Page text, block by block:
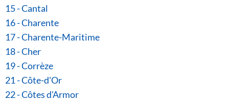
15 - Cantal
16 - Charente
17 - Charente-Maritime
18 - Cher
19 - Corrèze
21 - Côte-d'Or
22 - Côtes d'Armor